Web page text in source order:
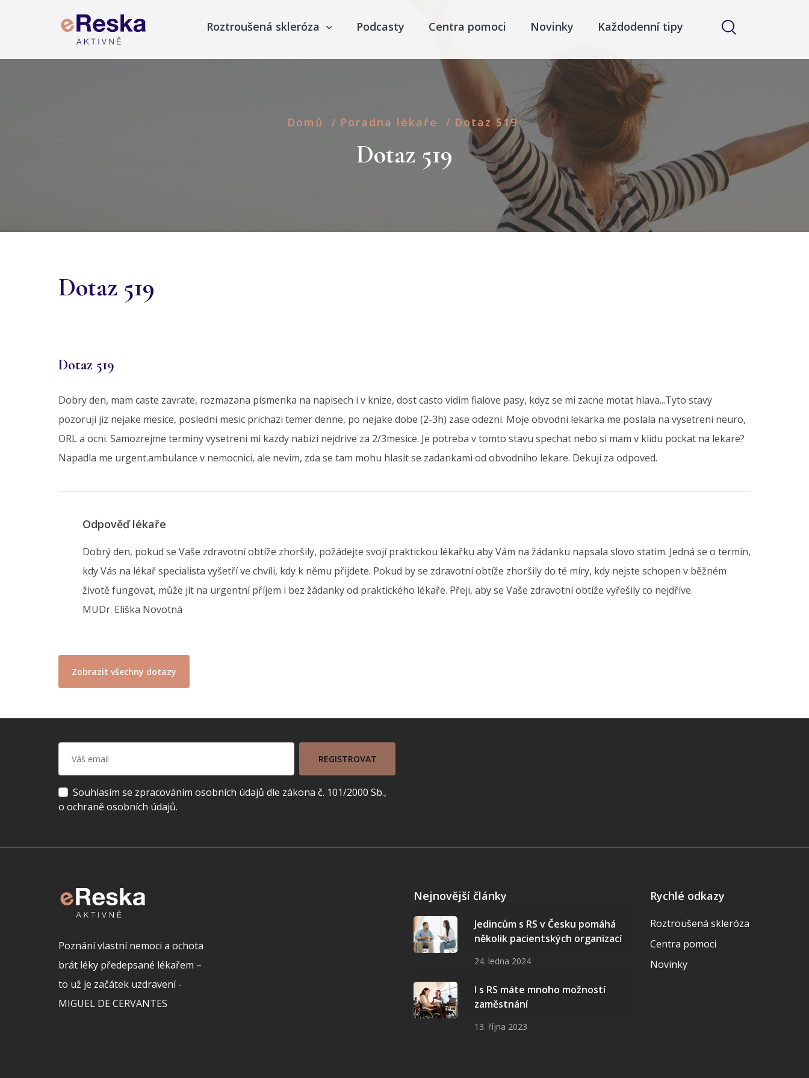
Roztroušená skleróza Podcasty Centra pomoci Novinky Každodenní tipy
Domů / Poradna lékaře / Dotaz 519
Dotaz 519
Dotaz 519
Dotaz 519
Dobry den, mam caste zavrate, rozmazana pismenka na napisech i v knize, dost casto vidim fialove pasy, kdyz se mi zacne motat hlava...Tyto stavy
pozoruji jiz nejake mesice, posledni mesic prichazi temer denne, po nejake dobe (2-3h) zase odezni. Moje obvodni lekarka me poslala na vysetreni neuro,
ORL a ocni. Samozrejme terminy vysetreni mi kazdy nabizi nejdrive za 2/3mesice. Je potreba v tomto stavu spechat nebo si mam v klidu pockat na lekare?
Napadla me urgent.ambulance v nemocnici, ale nevim, zda se tam mohu hlasit se zadankami od obvodniho lekare. Dekuji za odpoved.
Odpověď lékaře
Dobrý den, pokud se Vaše zdravotní obtíže zhoršily, požádejte svojí praktickou lékařku aby Vám na žádanku napsala slovo statim. Jedná se o termín,
kdy Vás na lékař specialista vyšetří ve chvíli, kdy k němu přijdete. Pokud by se zdravotní obtíže zhoršily do té míry, kdy nejste schopen v běžném
životě fungovat, může jít na urgentní příjem i bez žádanky od praktického lékaře. Přeji, aby se Vaše zdravotní obtíže vyřešily co nejdříve.
MUDr. Eliška Novotná
Zobrazit všechny dotazy
REGISTROVAT
Souhlasím se zpracováním osobních údajů dle zákona č. 101/2000 Sb.,
o ochraně osobních údajů.
Poznání vlastní nemoci a ochota
brát léky předepsané lékařem –
to už je začátek uzdravení -
MIGUEL DE CERVANTES
Nejnovější články
Jedincům s RS v Česku pomáhá
několik pacientských organizací
24. ledna 2024
I s RS máte mnoho možností
zaměstnání
13. října 2023
Rychlé odkazy
Roztroušená skleróza
Centra pomoci
Novinky